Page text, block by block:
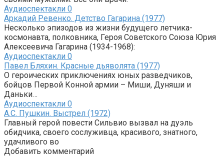
Аудиоспектакли 0
Аркадий Ревенко. Детство Гагарина (1977)
Несколько эпизодов из жизни будущего летчика-
космонавта, полковника, Героя Советского Союза Юрия
Алексеевича Гагарина (1934-1968):
Аудиоспектакли 0
Павел Бляхин. Красные дьяволята (1977)
О героических приключениях юных разведчиков,
бойцов Первой Конной армии – Миши, Дуняши и
Даньки…
Аудиоспектакли 0
А.С. Пушкин. Выстрел (1972)
Главный герой повести Сильвио вызвал на дуэль
обидчика, своего сослуживца, красивого, знатного,
удачливого во
Добавить комментарий